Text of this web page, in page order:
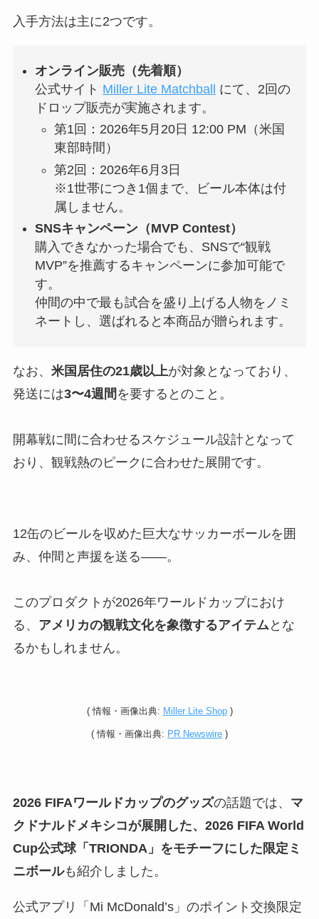
入手方法は主に2つです。
オンライン販売（先着順）
公式サイト Miller Lite Matchball
にて、2回の
ドロップ販売が実施されます。
第1回：2026年5月20日 12:00 PM（米国
東部時間）
第2回：2026年6月3日
※1世帯につき1個まで、ビール本体は付
属しません。
SNSキャンペーン（MVP Contest）
購入できなかった場合でも、SNSで“観戦
MVP”を推薦するキャンペーンに参加可能で
す。
仲間の中で最も試合を盛り上げる人物をノミ
ネートし、選ばれると本商品が贈られます。
なお、 米国居住の21歳以上が対象となっており、
発送には3〜4週間 を要するとのこと。
開幕戦に間に合わせるスケジュール設計となって
おり、観戦熱のピークに合わせた展開です。
12缶のビールを収めた巨大なサッカーボールを囲
み、仲間と声援を送る——。
このプロダクトが2026年ワールドカップにおけ
る、 アメリカの観戦文化を象徴するアイテム とな
るかもしれません。
(情報・ 画像出典: Miller Lite Shop)
(情報・ 画像出典: PR Newswire )
2026 FIFAワールドカップのグッズの話題では、 マ
クドナルドメキシコが展開した、2026 FIFA World
Cup公式球「TRIONDA」をモチーフにした限定ミ
ニボールも紹介しました。
公式アプリ「Mi McDonald’s」のポイント交換限定